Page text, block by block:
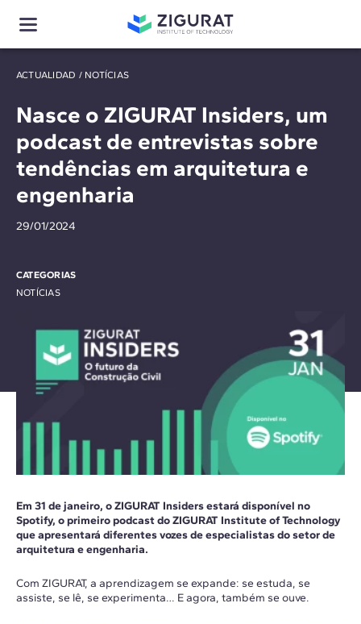
ACTUALIDAD / NOTÍCIAS
Nasce o ZIGURAT Insiders, um
podcast de entrevistas sobre
tendências em arquitetura e
engenharia
29/01/2024
CATEGORIAS
NOTÍCIAS
Em 31 de janeiro, o ZIGURAT Insiders estará disponível no
Spotify, o primeiro podcast do ZIGURAT Institute of Technology
que apresentará diferentes vozes de especialistas do setor de
arquitetura e engenharia.
Com ZIGURAT, a aprendizagem se expande: se estuda, se
assiste, se lê, se experimenta… E agora, também se ouve.